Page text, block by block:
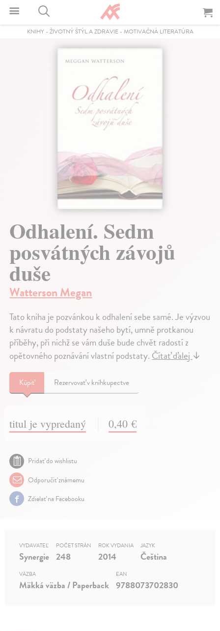
KNIHY- ŽIVOTNÝ ŠTÝL A ZDRAVIE- MOTIVAČNÁ LITERATÚRA
Odhalení. Sedm
posvátných závojů
duše
Watterson Megan
Tato kniha je pozvánkou k odhalení sebe samé. Je výzvou
k návratu do podstaty našeho bytí, umně protkanou
příběhy, při nichž se vám duše bude chvět radostí z
opětovného poznávání vlastní podstaty.Čítať ďalej↓
Kúpiť Rezervovať v kníhkupectve
titul je vypredaný 0,40 €
Pridať do wishlistu
Odporučiť známemu
Zdielať na Facebooku
VYDAVATEĽ
Synergie
POČET STRÁN
248
ROK VYDANIA
2014
JAZYK
Čeština
VÄZBA
Mäkká väzba / Paperback
EAN
9788073702830